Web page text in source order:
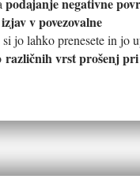
v povezovalne
jo lahko prenesete in jo
različnih vrst prošenj